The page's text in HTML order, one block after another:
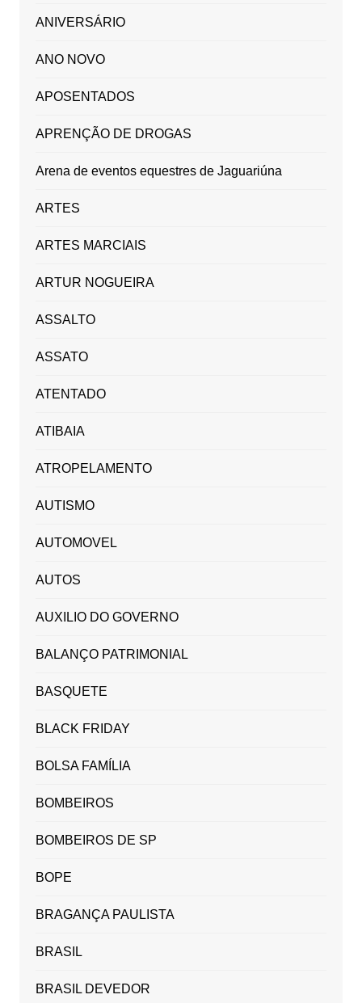
ANIVERSÁRIO
ANO NOVO
APOSENTADOS
APRENÇÃO DE DROGAS
Arena de eventos equestres de Jaguariúna
ARTES
ARTES MARCIAIS
ARTUR NOGUEIRA
ASSALTO
ASSATO
ATENTADO
ATIBAIA
ATROPELAMENTO
AUTISMO
AUTOMOVEL
AUTOS
AUXILIO DO GOVERNO
BALANÇO PATRIMONIAL
BASQUETE
BLACK FRIDAY
BOLSA FAMÍLIA
BOMBEIROS
BOMBEIROS DE SP
BOPE
BRAGANÇA PAULISTA
BRASIL
BRASIL DEVEDOR